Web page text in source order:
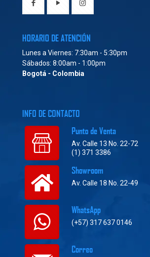
HORARIO DE ATENCIÓN
Lunes a Viernes: 7:30am - 5:30pm
Sábados: 8:00am - 1:00pm
Bogotá - Colombia
INFO DE CONTACTO
Punto de Venta
Av. Calle 13 No. 22-72
(1) 371 3386
Showroom
Av. Calle 18 No. 22-49
WhatsApp
(+57) 317 637 0146
Correo